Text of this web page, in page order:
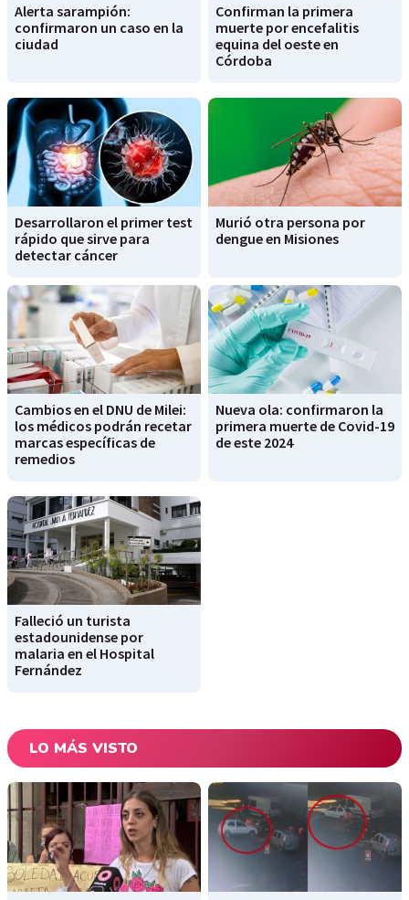
Alerta sarampión:
confirmaron un caso en la
ciudad
Confirman la primera
muerte por encefalitis
equina del oeste en
Córdoba
Desarrollaron el primer test
rápido que sirve para
detectar cáncer
Murió otra persona por
dengue en Misiones
Cambios en el DNU de Milei:
los médicos podrán recetar
marcas específicas de
remedios
Nueva ola: confirmaron la
primera muerte de Covid-19
de este 2024
Falleció un turista
estadounidense por
malaria en el Hospital
Fernández
LO MÁS VISTO